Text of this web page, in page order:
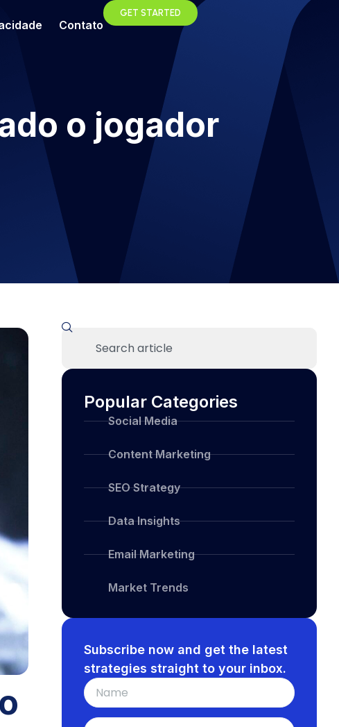
Contato
GET STARTED
o jogador
Popular Categories
Social Media
Content Marketing
SEO Strategy
Data Insights
Email Marketing
Market Trends
Subscribe now and get the latest
strategies straight to your inbox.